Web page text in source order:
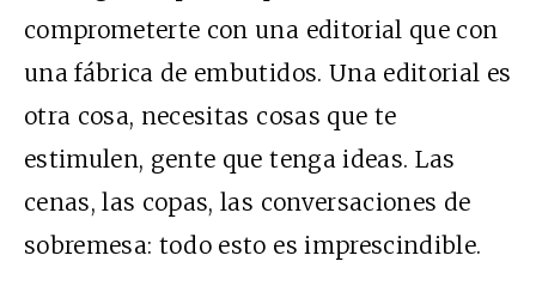
comprometerte con una editorial que con
una fábrica de embutidos. Una editorial es
otra cosa, necesitas cosas que te
estimulen, gente que tenga ideas. Las
cenas, las copas, las conversaciones de
sobremesa: todo esto es imprescindible.